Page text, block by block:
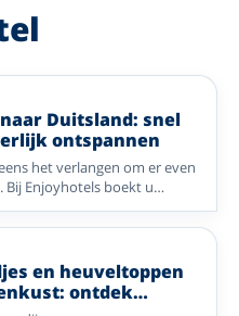
Duitsland: snel
ontspannen
het verlangen om er even
Bij Enjoyhotels boekt u
vakantie naar
comfortabel verblijf, gezellige
Ontdek sfeervolle
binnenkort al van een
en heuveltoppen
ontdek